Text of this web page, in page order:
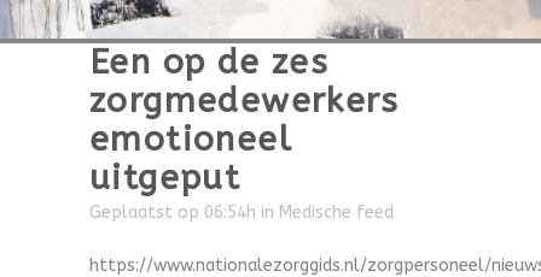
Een op de zes
zorgmedewerkers
emotioneel
uitgeput
Geplaatst op 06:54h in Medische feed
https://www.nationalezorggids.nl/zorgpersoneel/